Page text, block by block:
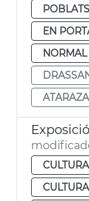
EN
NORMAL
CULTURA